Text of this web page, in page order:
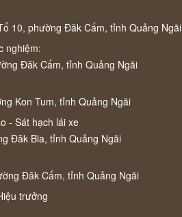
10, phường Đăk Cấm, tỉnh Quảng Ngãi
nghiệm:
Đăk Cấm, tỉnh Quảng Ngãi
Kon Tum, tỉnh Quảng Ngãi
- Sát hạch lái xe
Đăk Bla, tỉnh Quảng Ngãi
Đăk Cấm, tỉnh Quảng Ngãi
trưởng